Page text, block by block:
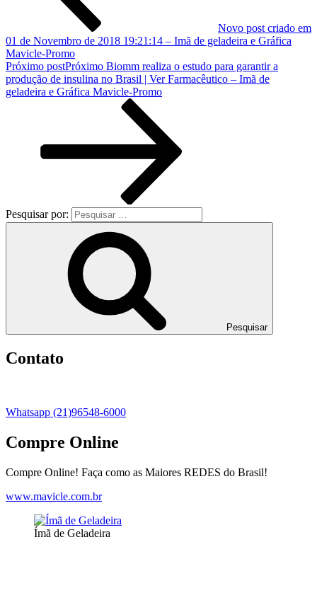
Novo post criado em
01 de Novembro de 2018 19:21:14 – Imã de geladeira e Gráfica
Mavicle-Promo
Próximo postPróximo Biomm realiza o estudo para garantir a
produção de insulina no Brasil | Ver Farmacêutico – Imã de
geladeira e Gráfica Mavicle-Promo
Pesquisar por:
Pesquisar
Contato
Whatsapp (21)96548-6000
Compre Online
Compre Online! Faça como as Maiores REDES do Brasil!
www.mavicle.com.br
Ímã de Geladeira